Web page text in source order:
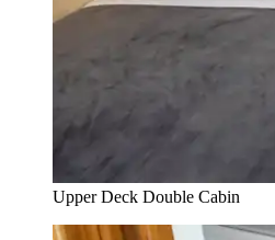
Upper Deck Double Cabin